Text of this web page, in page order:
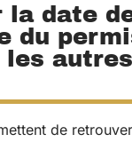
la date
du
les autres
de